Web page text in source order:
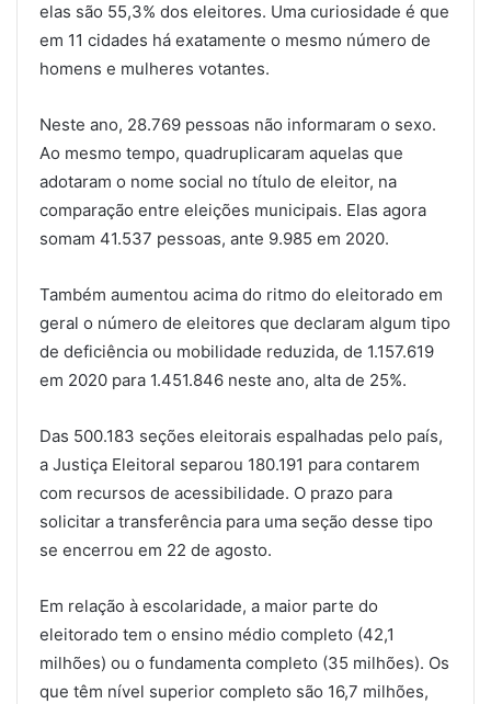
elas são 55,3% dos eleitores. Uma curiosidade é que
em 11 cidades há exatamente o mesmo número de
homens e mulheres votantes.
Neste ano, 28.769 pessoas não informaram o sexo.
Ao mesmo tempo, quadruplicaram aquelas que
adotaram o nome social no título de eleitor, na
comparação entre eleições municipais. Elas agora
somam 41.537 pessoas, ante 9.985 em 2020.
Também aumentou acima do ritmo do eleitorado em
geral o número de eleitores que declaram algum tipo
de deficiência ou mobilidade reduzida, de 1.157.619
em 2020 para 1.451.846 neste ano, alta de 25%.
Das 500.183 seções eleitorais espalhadas pelo país,
a Justiça Eleitoral separou 180.191 para contarem
com recursos de acessibilidade. O prazo para
solicitar a transferência para uma seção desse tipo
se encerrou em 22 de agosto.
Em relação à escolaridade, a maior parte do
eleitorado tem o ensino médio completo (42,1
milhões) ou o fundamenta completo (35 milhões). Os
que têm nível superior completo são 16,7 milhões,